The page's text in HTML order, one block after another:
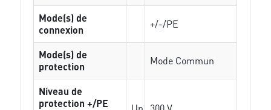
Mode(s) de
connexion
+/-/PE
Mode(s) de
protection
Mode Commun
Niveau de
protection +/PE